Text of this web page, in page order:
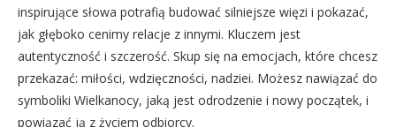
inspirujące słowa potrafią budować silniejsze więzi i pokazać,
jak głęboko cenimy relacje z innymi. Kluczem jest
autentyczność i szczerość. Skup się na emocjach, które chcesz
przekazać: miłości, wdzięczności, nadziei. Możesz nawiązać do
symboliki Wielkanocy, jaką jest odrodzenie i nowy początek, i
powiązać ją z życiem odbiorcy.